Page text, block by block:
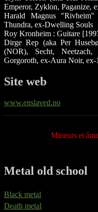
Emperor, Zyklon, Paganize,
Harald Magnus
Thundra, ex-Dwelling Souls
Roy Kronheim : Guitare
Dirge Rep (aka Per
(NOR), Secht,
Gorgoroth, ex-Aura Noir, ex-
Site web
www.enslaved.no
Mineurs et
Metal old school
Black metal
Death metal